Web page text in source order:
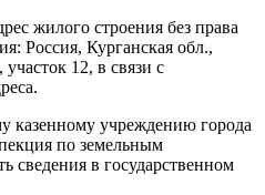
жилого строения без права
Россия, Курганская обл.,
12, в связи с
казенному учреждению города
по земельным
сведения в государственном